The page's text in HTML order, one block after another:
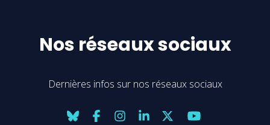
Nos réseaux sociaux
Dernières infos sur nos réseaux sociaux